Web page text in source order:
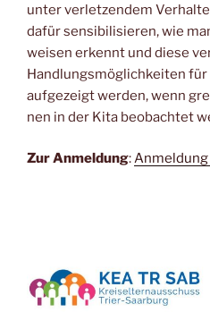
unter ver­let­zen­dem
dafür sen­si­bi­li­sie­ren, wie
wei­sen erkennt und die­se
Hand­lungs­mög­lich­kei­ten
auf­ge­zeigt wer­den, wenn
nen in der Kita beob­ach­tet
Zur Anmel­dung: